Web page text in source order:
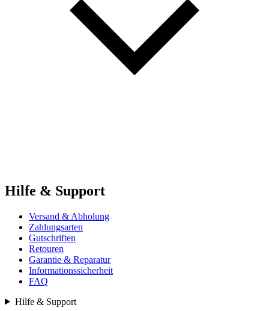
Hilfe & Support
Versand & Abholung
Zahlungsarten
Gutschriften
Retouren
Garantie & Reparatur
Informationssicherheit
FAQ
Hilfe & Support